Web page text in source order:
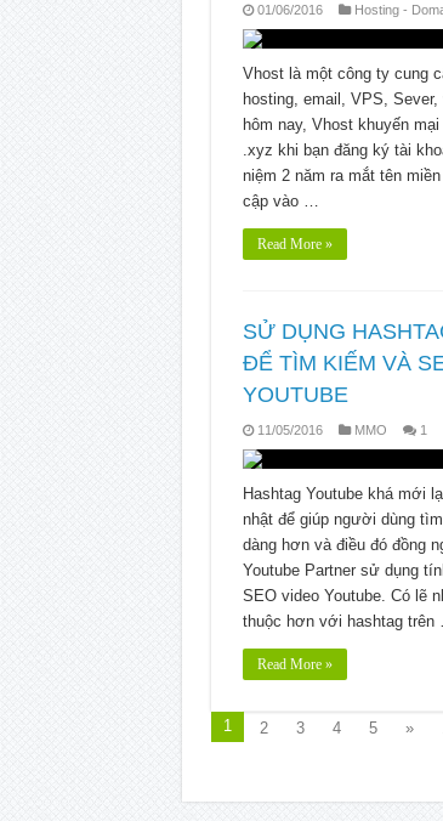
01/06/2016 Hosting -
Vhost là một công ty cung
hosting, email, VPS,
hôm nay, Vhost khuyến
.xyz khi bạn đăng ký tài
niệm 2 năm ra mắt tên
cập vào …
Read More »
SỬ DỤNG
ĐỂ TÌM KIẾM VÀ
YOUTUBE
11/05/2016 MMO 1
Hashtag Youtube khá mới
nhật để giúp người dùng
dàng hơn và điều đó đồng
Youtube Partner sử dụng
SEO video Youtube. Có lẽ
thuộc hơn với hashtag trên
Read More »
1 2 3 4 5 »